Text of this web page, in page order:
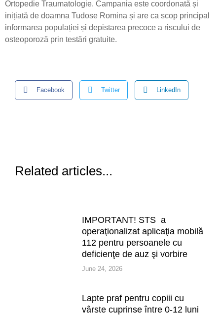
Ortopedie Traumatologie. Campania este coordonată și
inițiată de doamna Tudose Romina și are ca scop principal
informarea populației și depistarea precoce a riscului de
osteoporoză prin testări gratuite.
Facebook Twitter LinkedIn
Related articles...
IMPORTANT! STS a
operaţionalizat aplicaţia mobilă
112 pentru persoanele cu
deficienţe de auz şi vorbire
June 24, 2026
Lapte praf pentru copiii cu
vârste cuprinse între 0-12 luni